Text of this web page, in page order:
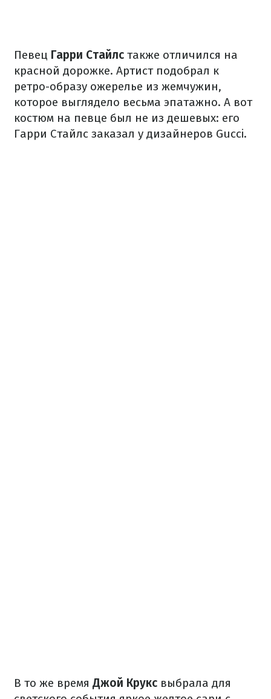
Певец Гарри Стайлс также отличился на
красной дорожке. Артист подобрал к
ретро-образу ожерелье из жемчужин,
которое выглядело весьма эпатажно. А вот
костюм на певце был не из дешевых: его
Гарри Стайлс заказал у дизайнеров Gucci.
В то же время Джой Крукс выбрала для